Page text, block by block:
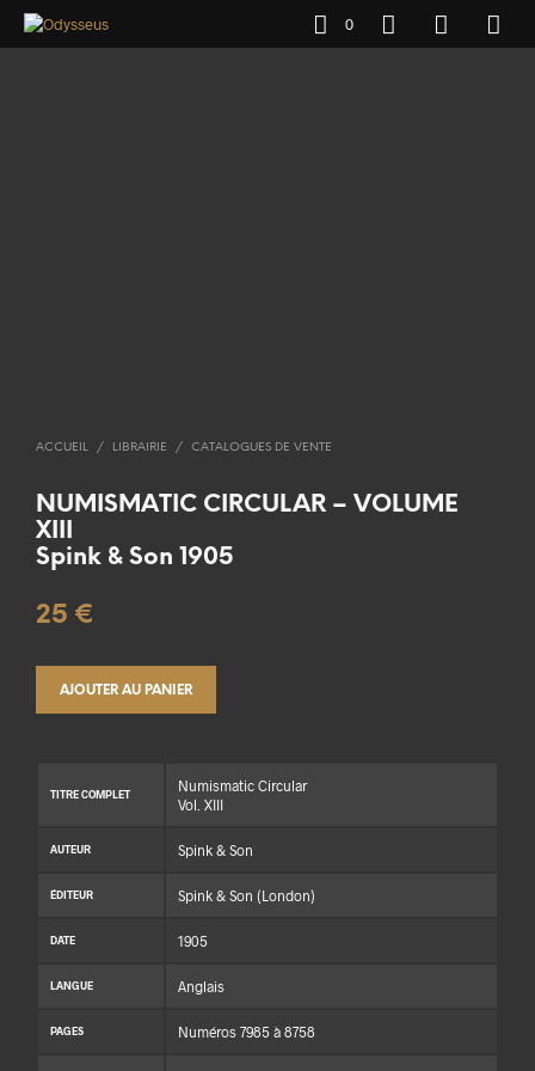
0
ACCUEIL / LIBRAIRIE / CATALOGUES DE VENTE
NUMISMATIC CIRCULAR – VOLUME
XIII
Spink & Son 1905
25 €
AJOUTER AU PANIER
TITRE COMPLET
Numismatic Circular
Vol. XIII
AUTEUR Spink & Son
ÉDITEUR Spink & Son (London)
DATE 1905
LANGUE Anglais
PAGES Numéros 7985 à 8758